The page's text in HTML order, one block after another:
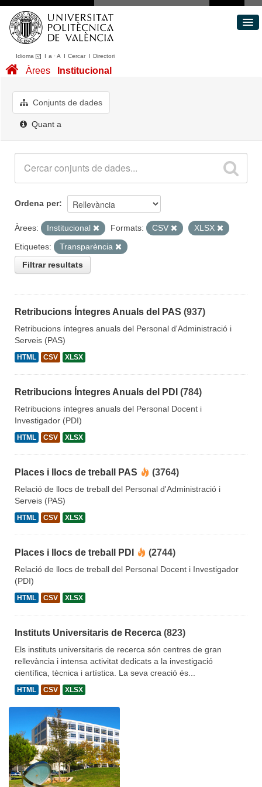
Idioma I a ·A I CercarI Directori
Conjunts de dades
Quant a
Àrees Institucional
Conjunts de dades
Quant a
Ordena per
Àrees: Institucional Formats: CSV
XLSX
Etiquetes:
Transparència
Filtrar resultats
Retribucions Íntegres Anuals del PAS (937)
Retribucions íntegres anuals del Personal d'Administració i
Serveis (PAS)
HTML CSV XLSX
Retribucions Íntegres Anuals del PDI (784)
Retribucions íntegres anuals del Personal Docent i
Investigador (PDI)
HTML CSV XLSX
Places i llocs de treball PAS (3764)
Relació de llocs de treball del Personal d'Administració i
Serveis (PAS)
HTML CSV XLSX
Places i llocs de treball PDI (2744)
Relació de llocs de treball del Personal Docent i Investigador
(PDI)
HTML CSV XLSX
Instituts Universitaris de Recerca (823)
Els instituts universitaris de recerca són centres de gran
rellevància i intensa activitat dedicats a la investigació
científica, tècnica i artística. La seva creació és...
HTML CSV XLSX